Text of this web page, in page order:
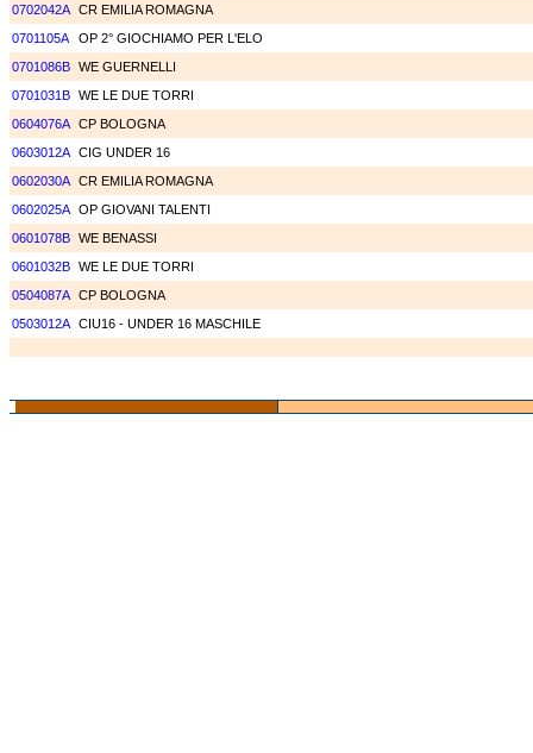
0702042A CR EMILIA ROMAGNA
0701105A
OP 2° GIOCHIAMO PER L'ELO
0701086B WE GUERNELLI
0701031B WE LE DUE TORRI
0604076A CP BOLOGNA
0603012A CIG UNDER 16
0602030A CR EMILIA ROMAGNA
0602025A OP GIOVANI TALENTI
0601078B WE BENASSI
0601032B WE LE DUE TORRI
0504087A CP BOLOGNA
0503012A CIU16 - UNDER 16 MASCHILE